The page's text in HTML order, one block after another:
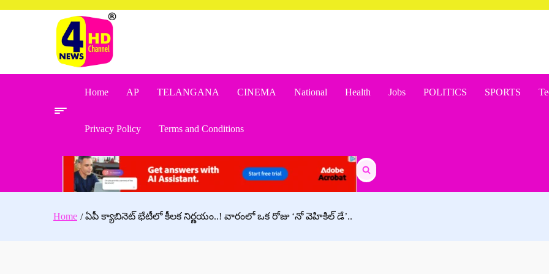
Home AP TELANGANA CINEMA National Health Jobs POLITICS SPORTS
Privacy Policy Terms and Conditions
Search
for:
Home ఏపీ క్యాబినెట్ భేటీలో కీలక నిర్ణయం..! వారంలో ఒక రోజు ‘నో వెహికిల్ డే’..